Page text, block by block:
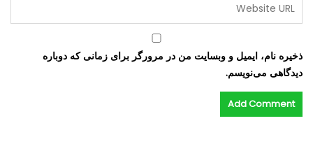
ذخیره نام، ایمیل و وبسایت من در مرورگر برای زمانی که دوباره
دیدگاهی می‌نویسم.